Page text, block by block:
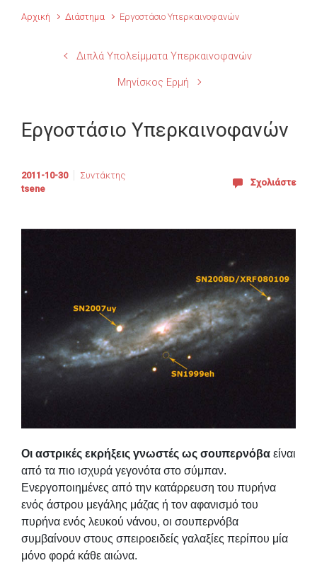
Αρχική Διάστημα Εργοστάσιο Υπερκαινοφανών
Διπλά Υπολείμματα Υπερκαινοφανών
Μηνίσκος Ερμή
Εργοστάσιο Υπερκαινοφανών
2011-10-30
Συντάκτης
tsene
Σχολιάστε
Οι αστρικές εκρήξεις γνωστές ως σουπερνόβα είναι
από τα πιο ισχυρά γεγονότα στο σύμπαν.
Ενεργοποιημένες από την κατάρρευση του πυρήνα
ενός άστρου μεγάλης μάζας ή τον αφανισμό του
πυρήνα ενός λευκού νάνου, οι σουπερνόβα
συμβαίνουν στους σπειροειδείς γαλαξίες περίπου μία
μόνο φορά κάθε αιώνα.